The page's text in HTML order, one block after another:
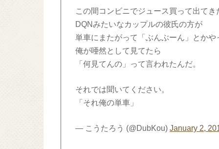
この間コンビニでジュース買って出てき
DQNみたいなカップルの彼氏の方が
単車にまたがって「ぶんぶーん」とかや
俺が唖然として見てたら
「何見てんの」って言われたんだ。
それでは聞いてください。
「それ俺の単車」
— こうたろう (@DubKou)January 2,